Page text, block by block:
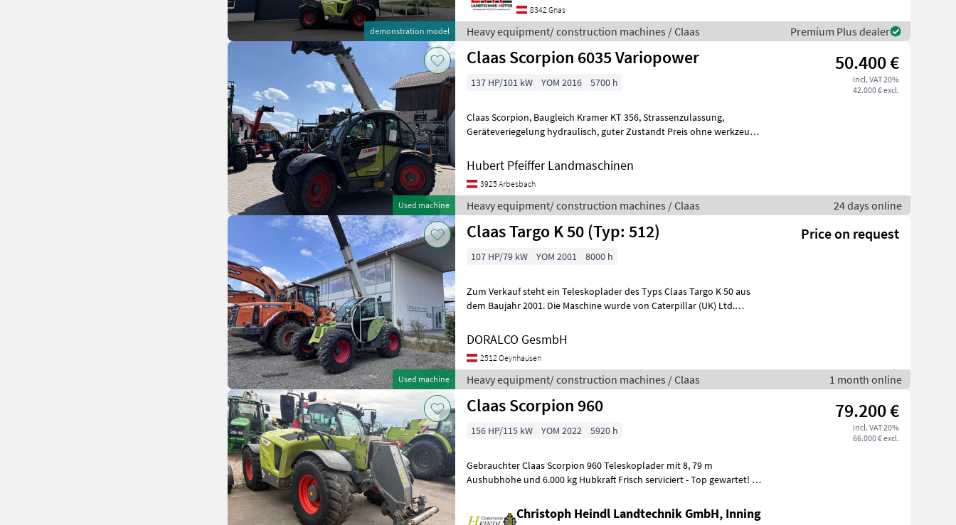
demonstration model
8342 Gnas
Heavy equipment/ construction machines / Claas Premium Plus dealer
Used machine
Claas Scorpion 6035 Variopower 50.400 €
incl. VAT 20%
42.000 € excl.
137 HP/101 kW YOM 2016 5700 h
Claas Scorpion, Baugleich Kramer KT 356, Strassenzulassung,
Geräteveriegelung hydraulisch, guter Zustandt Preis ohne werkzeug.
Hubert Pfeiffer Landmaschinen
3925 Arbesbach
Heavy equipment/ construction machines / Claas 24 days online
Used machine
Claas Targo K 50 (Typ: 512) Price on request
107 HP/79 kW YOM 2001 8000 h
Zum Verkauf steht ein Teleskoplader des Typs Claas Targo K 50 aus
dem Baujahr 2001. Die Maschine wurde von Caterpillar (UK) Ltd.
DORALCO GesmbH
2512 Oeynhausen
Heavy equipment/ construction machines / Claas 1 month online
Claas Scorpion 960 79.200 €
incl. VAT 20%
66.000 € excl.
156 HP/115 kW YOM 2022 5920 h
Gebrauchter Claas Scorpion 960 Teleskoplader mit 8, 79 m
Aushubhöhe und 6.000 kg Hubkraft Frisch serviciert - Top gewartet! -
Christoph Heindl Landtechnik GmbH, Inning